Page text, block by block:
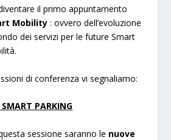
il primo appuntamento
Mobility : ovvero dell’evoluzione
dei servizi per le future Smart
di conferenza vi segnaliamo:
PARKING
sessione saranno le nuove